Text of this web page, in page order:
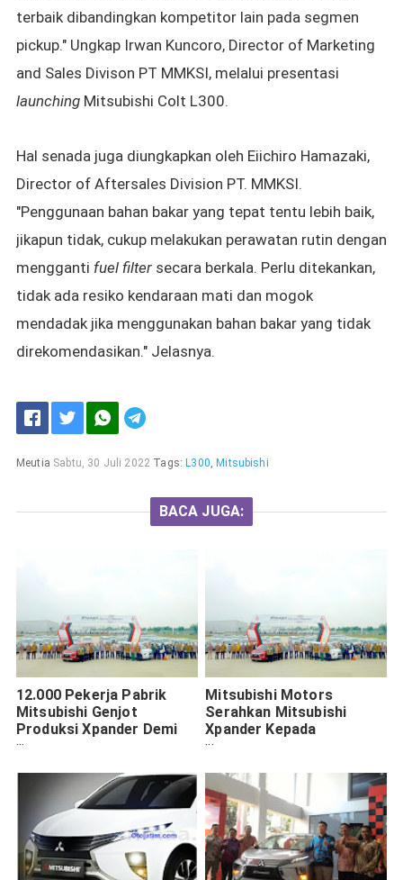
terbaik dibandingkan kompetitor lain pada segmen
pickup." Ungkap Irwan Kuncoro, Director of Marketing
and Sales Divison PT MMKSI, melalui presentasi
launchingMitsubishi Colt L300.
Hal senada juga diungkapkan oleh Eiichiro Hamazaki,
Director of Aftersales Division PT. MMKSI.
"Penggunaan bahan bakar yang tepat tentu lebih baik,
jikapun tidak, cukup melakukan perawatan rutin dengan
mengganti fuel filtersecara berkala. Perlu ditekankan,
tidak ada resiko kendaraan mati dan mogok
mendadak jika menggunakan bahan bakar yang tidak
direkomendasikan." Jelasnya.
Meutia Sabtu, 30 Juli 2022 Tags: L300, Mitsubishi
BACA JUGA:
12.000 Pekerja Pabrik
Mitsubishi Genjot
Produksi Xpander Demi
Penuhi Pesanan
Mitsubishi Motors
Serahkan Mitsubishi
Xpander Kepada
Konsumen Indonesia